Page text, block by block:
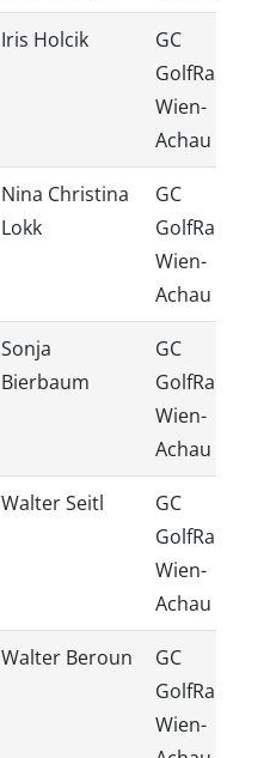
Iris Holcik
GC
GolfRange
Wien-
Achau
Nina Christina
Lokk
GC
GolfRange
Wien-
Achau
Sonja
Bierbaum
GC
GolfRange
Wien-
Achau
Walter Seitl
GC
GolfRange
Wien-
Achau
Walter Beroun
GC
GolfRange
Wien-